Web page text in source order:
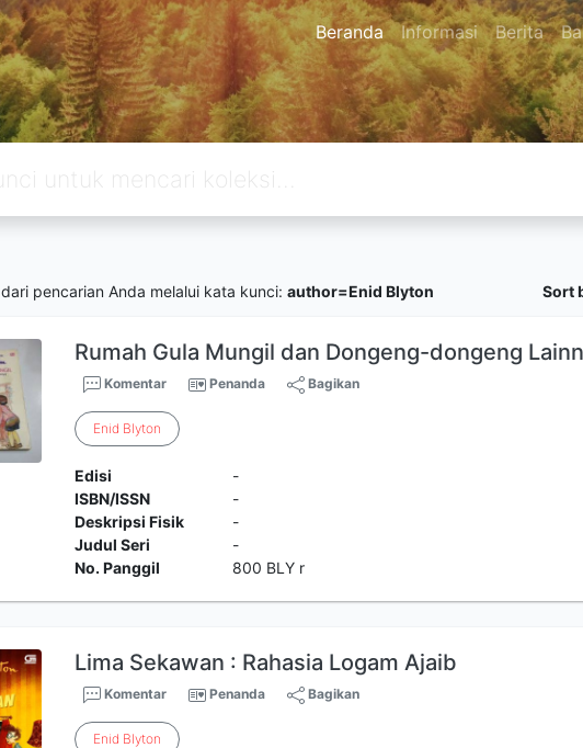
Beranda Informasi Berita
dari pencarian Anda melalui kata kunci: author=Enid Blyton Sort
Rumah Gula Mungil dan Dongeng-dongeng
Komentar Penanda Bagikan
Enid Blyton
Edisi
-
ISBN/ISSN
-
Deskripsi Fisik
-
Judul Seri
-
No. Panggil
800 BLY r
Lima Sekawan : Rahasia Logam Ajaib
Komentar Penanda Bagikan
Enid Blyton